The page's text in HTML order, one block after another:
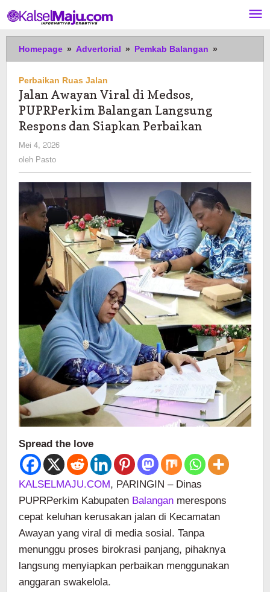
ke
konten
Homepage » Advertorial » Pemkab Balangan »
Awayan
Siapkan
Perbaikan
Perbaikan Ruas Jalan
Jalan Awayan Viral di Medsos,
PUPRPerkim Balangan Langsung
Respons dan Siapkan Perbaikan
Mei 4, 2026
oleh Pasto
Spread the love
KALSELMAJU.COM, PARINGIN – Dinas
PUPRPerkim KabupatenBalanganmerespons
cepat keluhan kerusakan jalan di Kecamatan
Awayan yang viral di media sosial. Tanpa
menunggu proses birokrasi panjang, pihaknya
langsung menyiapkan perbaikan menggunakan
anggaran swakelola.